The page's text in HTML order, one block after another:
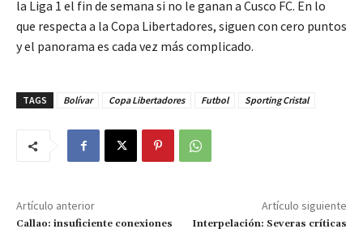
la Liga 1 el fin de semana si no le ganan a Cusco FC. En lo
que respecta a la Copa Libertadores, siguen con cero puntos
y el panorama es cada vez más complicado.
TAGS Bolívar Copa Libertadores Futbol Sporting Cristal
Artículo anterior
Callao: insuficiente conexiones
Artículo siguiente
Interpelación: Severas críticas